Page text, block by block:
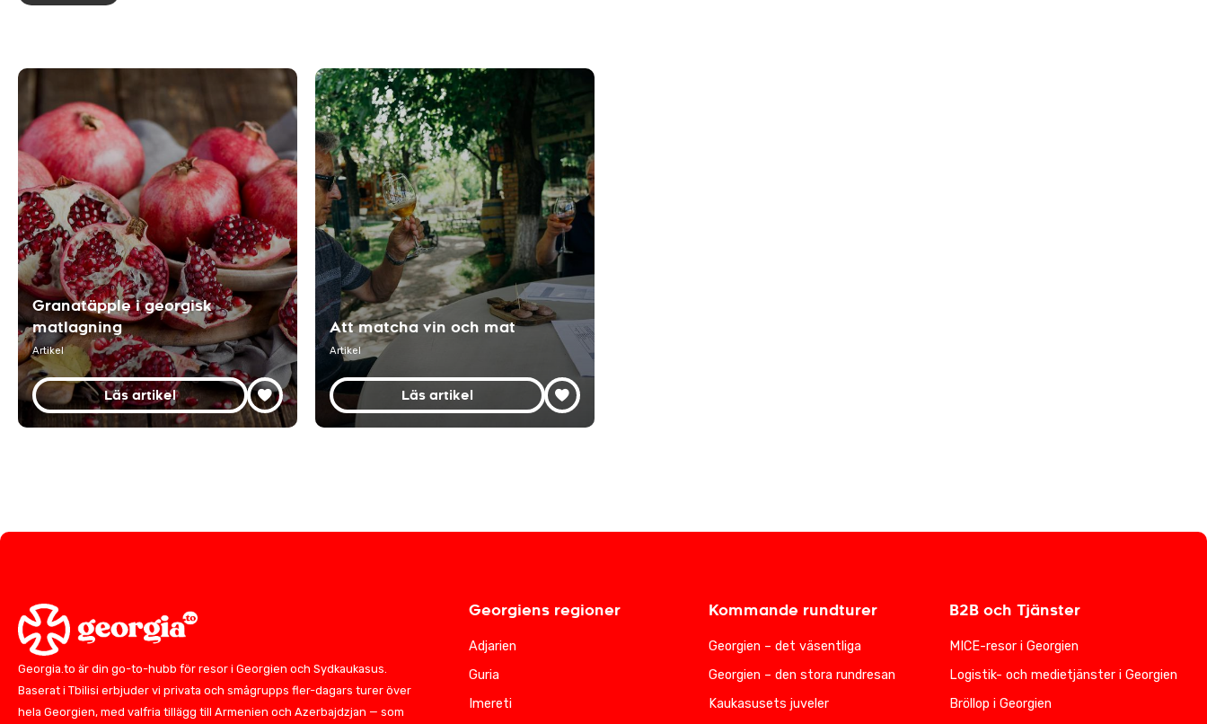
Granatäpple i georgisk
matlagning
Artikel
Läs artikel
Att matcha vin och mat
Artikel
Läs artikel
Georgia.to är din go-to-hubb för resor i Georgien och Sydkaukasus.
Baserat i Tbilisi erbjuder vi privata och smågrupps fler-dagars turer över
hela Georgien, med valfria tillägg till Armenien och Azerbajdzjan — som
Georgiens regioner
Adjarien
Guria
Imereti
Kommande rundturer
Georgien – det väsentliga
Georgien – den stora rundresan
Kaukasusets juveler
B2B och Tjänster
MICE-resor i Georgien
Logistik- och medietjänster i Georgien
Bröllop i Georgien